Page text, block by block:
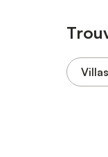
Villas